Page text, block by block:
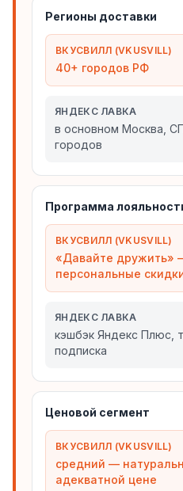
Регионы доставки
ВКУСВИЛЛ (VKUSVILL)
40+ городов РФ
ЯНДЕКС ЛАВКА
в основном Москва,
городов
Программа
ВКУСВИЛЛ (VKUSVILL)
«Давайте дружить»
персональные
ЯНДЕКС ЛАВКА
кэшбэк Яндекс Плюс,
подписка
Ценовой сегмент
ВКУСВИЛЛ (VKUSVILL)
средний —
адекватной цене